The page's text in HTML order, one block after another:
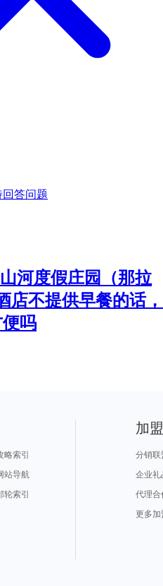
回答问题
河度假庄园（那拉
店不提供早餐的话，
吗
略索引
站导航
轮索引
加
分销联
企业礼
代理合
更多加